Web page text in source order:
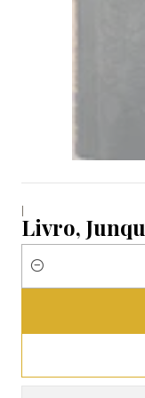
|
Livro,
Quantité